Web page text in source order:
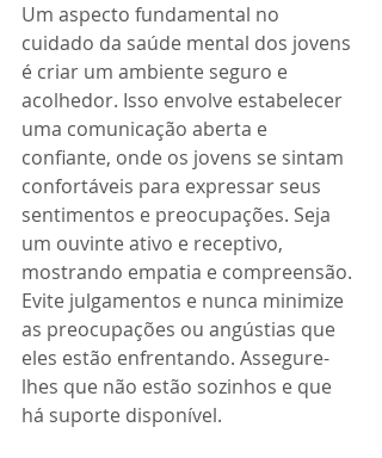
Um aspecto fundamental no
cuidado da saúde mental dos jovens
é criar um ambiente seguro e
acolhedor. Isso envolve estabelecer
uma comunicação aberta e
confiante, onde os jovens se sintam
confortáveis para expressar seus
sentimentos e preocupações. Seja
um ouvinte ativo e receptivo,
mostrando empatia e compreensão.
Evite julgamentos e nunca minimize
as preocupações ou angústias que
eles estão enfrentando. Assegure-
lhes que não estão sozinhos e que
há suporte disponível.